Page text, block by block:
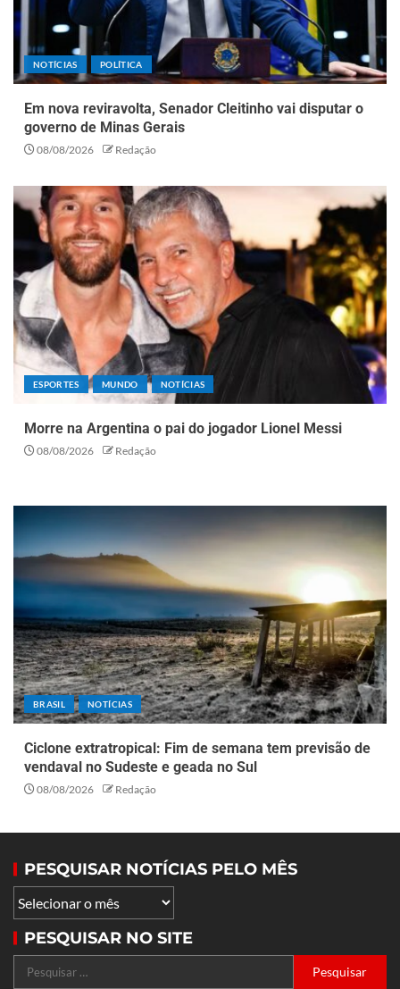
NOTÍCIAS POLÍTICA
Em nova reviravolta, Senador Cleitinho vai disputar o
governo de Minas Gerais
08/08/2026 Redação
ESPORTES MUNDO NOTÍCIAS
Morre na Argentina o pai do jogador Lionel Messi
08/08/2026 Redação
BRASIL NOTÍCIAS
Ciclone extratropical: Fim de semana tem previsão de
vendaval no Sudeste e geada no Sul
08/08/2026 Redação
PESQUISAR NOTÍCIAS PELO MÊS
PESQUISAR NO SITE